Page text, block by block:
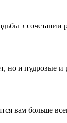
в сочетании
но и пудровые и
вам больше